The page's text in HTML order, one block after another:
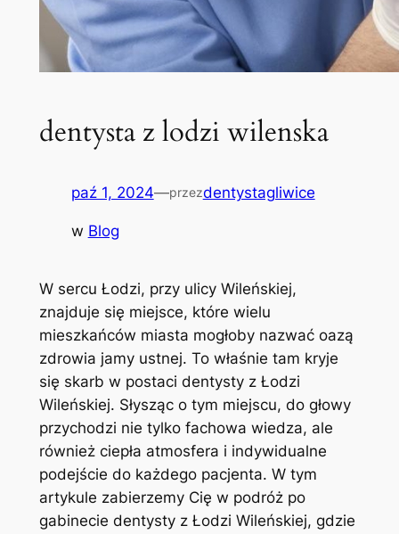
dentysta z lodzi wilenska
paź 1, 2024—przezdentystagliwice
w Blog
W sercu Łodzi, przy ‍ulicy Wileńskiej,⁤
znajduje się miejsce,⁤ które wielu
mieszkańców ​miasta‌ mogłoby nazwać​ oazą
zdrowia ⁢jamy ustnej. To​ właśnie⁢ tam kryje
się skarb‍ w postaci dentysty⁣ z Łodzi
‌Wileńskiej. Słysząc o ‍tym miejscu,‍ do głowy
przychodzi nie tylko ‌fachowa wiedza, ale
również ciepła ⁤atmosfera​ i indywidualne
podejście ​do każdego pacjenta. W tym
artykule zabierzemy Cię w podróż‍ po
gabinecie dentysty ⁢z Łodzi Wileńskiej, gdzie